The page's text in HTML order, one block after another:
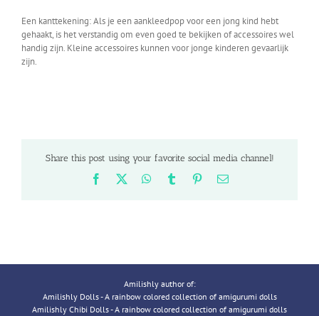
Een kanttekening: Als je een aankleedpop voor een jong kind hebt
gehaakt, is het verstandig om even goed te bekijken of accessoires wel
handig zijn. Kleine accessoires kunnen voor jonge kinderen gevaarlijk
zijn.
Share this post using your favorite social media channel!
Facebook WhatsApp
Tumblr PinterestEmail
Amilishly author of:
Amilishly Dolls - A rainbow colored collection of amigurumi dolls
Amilishly Chibi Dolls - A rainbow colored collection of amigurumi dolls